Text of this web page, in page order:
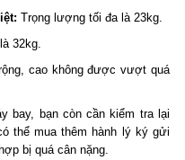
Trọng lượng tối đa là 23kg.
32kg.
cao không được vượt quá
bay, bạn còn cần kiểm tra lại
thể mua thêm hành lý ký gửi
bị quá cân nặng.